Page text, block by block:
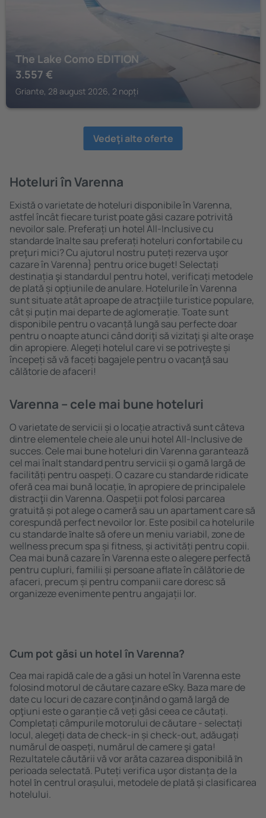
The Lake Como EDITION
3.557 €
Griante, 28 august 2026, 2 nopți
Vedeţi alte oferte
Hoteluri în Varenna
Există o varietate de hoteluri disponibile în Varenna,
astfel încât fiecare turist poate găsi cazare potrivită
nevoilor sale. Preferați un hotel All-Inclusive cu
standarde ȋnalte sau preferați hoteluri confortabile cu
preţuri mici? Cu ajutorul nostru puteți rezerva uşor
cazare în Varenna} pentru orice buget! Selectați
destinația şi standardul pentru hotel, verificați metodele
de plată și opțiunile de anulare. Hotelurile în Varenna
sunt situate atât aproape de atracţiile turistice populare,
cât și puțin mai departe de aglomerație. Toate sunt
disponibile pentru o vacanță lungă sau perfecte doar
pentru o noapte atunci când doriţi să vizitaţi şi alte oraşe
din apropiere. Alegeți hotelul care vi se potriveşte și
începeți să vă faceți bagajele pentru o vacanţă sau
călătorie de afaceri!
Varenna – cele mai bune hoteluri
O varietate de servicii și o locație atractivă sunt câteva
dintre elementele cheie ale unui hotel All-Inclusive de
succes. Cele mai bune hoteluri din Varenna garantează
cel mai înalt standard pentru servicii și o gamă largă de
facilități pentru oaspeți. O cazare cu standarde ridicate
oferă cea mai bună locație, ȋn apropiere de principalele
distracţii din Varenna. Oaspeții pot folosi parcarea
gratuită și pot alege o cameră sau un apartament care să
corespundă perfect nevoilor lor. Este posibil ca hotelurile
cu standarde ȋnalte să ofere un meniu variabil, zone de
wellness precum spa și fitness, și activități pentru copii.
Cea mai bună cazare în Varenna este o alegere perfectă
pentru cupluri, familii și persoane aflate în călătorie de
afaceri, precum și pentru companii care doresc să
organizeze evenimente pentru angajații lor.
Cum pot găsi un hotel în Varenna?
Cea mai rapidă cale de a găsi un hotel în Varenna este
folosind motorul de căutare cazare eSky. Baza mare de
date cu locuri de cazare conţinând o gamă largă de
opţiuni este o garanție că veți găsi ceea ce căutați.
Completați câmpurile motorului de căutare - selectați
locul, alegeți data de check-in și check-out, adăugați
numărul de oaspeți, numărul de camere şi gata!
Rezultatele căutării vă vor arăta cazarea disponibilă ȋn
perioada selectată. Puteți verifica uşor distanța de la
hotel ȋn centrul orașului, metodele de plată și clasificarea
hotelului.